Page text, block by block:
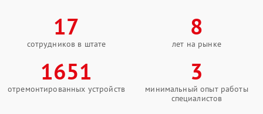
17
сотрудников в штате
8
лет на рынке
1651
отремонтированных устройств
3
минимальный опыт работы
специалистов